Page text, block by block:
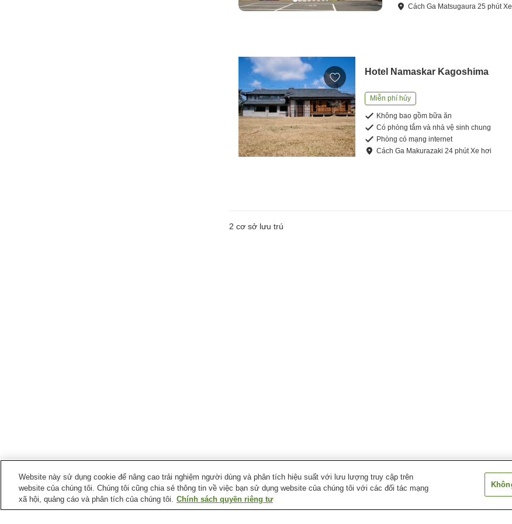
CáchGa Matsugaura25 phút
Hotel Namaskar Kagoshima
Miễn phí hủy
Không bao gồm bữa ăn
Có phòng tắm và nhà vệ sinh chung
Phòng có mạng internet
CáchGa Makurazaki24 phútXe hơi
2 cơ sở lưu trú
Ga xe lửa tại Thành phố Minamikyushu
Website này sử dụng cookie để nâng cao trải nghiệm người dùng và phân tích hiệu suất với lưu lượng truy cập trên
website của chúng tôi. Chúng tôi cũng chia sẻ thông tin về việc bạn sử dụng website của chúng tôi với các đối tác mạng
xã hội, quảng cáo và phân tích của chúng tôi. Chính sách quyền riêng tư